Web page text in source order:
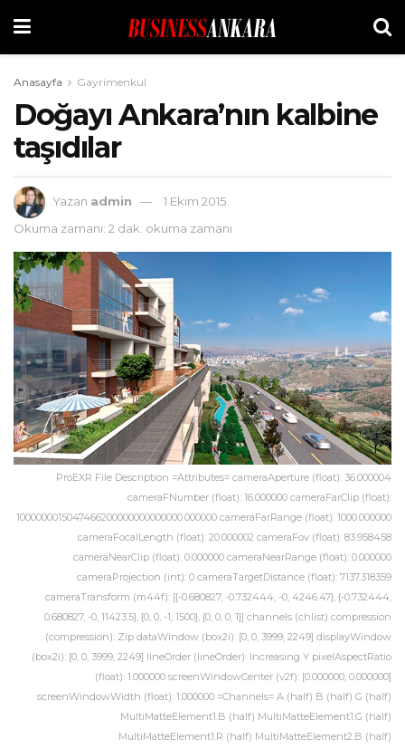
Anasayfa Gayrimenkul
Doğayı Ankara’nın kalbine
taşıdılar
Yazan admin
1 Ekim 2015
Okuma zamanı: 2 dak. okuma zamanı
ProEXR File Description =Attributes= cameraAperture (float): 36.000004
cameraFNumber (float): 16.000000 cameraFarClip (float):
1000000015047466200000000000000.000000 cameraFarRange (float): 1000.000000
cameraFocalLength (float): 20.000002 cameraFov (float): 83.958458
cameraNearClip (float): 0.000000 cameraNearRange (float): 0.000000
cameraProjection (int): 0 cameraTargetDistance (float): 7137.318359
cameraTransform (m44f): [{-0.680827, -0.732444, -0, 4246.47}, {-0.732444,
0.680827, -0, 11423.5}, {0, 0, -1, 1500}, {0, 0, 0, 1}] channels (chlist) compression
(compression): Zip dataWindow (box2i): [0, 0, 3999, 2249] displayWindow
(box2i): [0, 0, 3999, 2249] lineOrder (lineOrder): Increasing Y pixelAspectRatio
(float): 1.000000 screenWindowCenter (v2f): [0.000000, 0.000000]
screenWindowWidth (float): 1.000000 =Channels= A (half) B (half) G (half)
MultiMatteElement1.B (half) MultiMatteElement1.G (half)
MultiMatteElement1.R (half) MultiMatteElement2.B (half)